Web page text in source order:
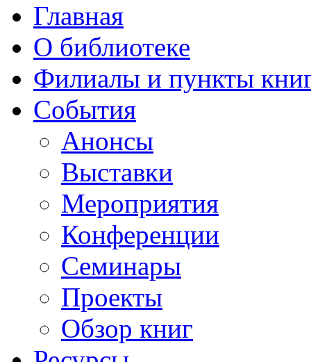
Главная
О библиотеке
Филиалы и пункты
События
Анонсы
Выставки
Мероприятия
Конференции
Семинары
Проекты
Обзор книг